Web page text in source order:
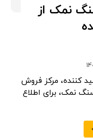
نمک از
کننده، مرکز فروش
نمک، برای اطلاع